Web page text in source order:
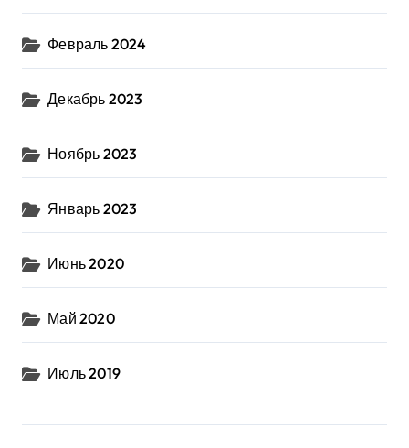
Февраль 2024
Декабрь 2023
Ноябрь 2023
Январь 2023
Июнь 2020
Май 2020
Июль 2019